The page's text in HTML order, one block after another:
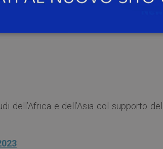
of lndian feminism”
dell’Africa e dell’Asia col supporto del